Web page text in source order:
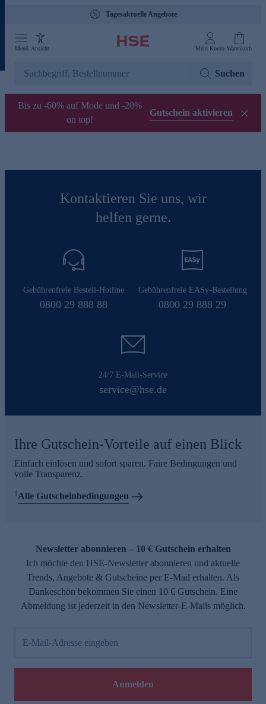
Tagesaktuelle Angebote
Menü Ansicht Mein Konto Warenkorb
Suchen
Bis zu -60% auf Mode und -20%
on top!
Gutschein aktivieren
Kontaktieren Sie uns, wir
helfen gerne.
Gebührenfreie Bestell-Hotline
0800 29 888 88
Gebührenfreie EASy-Bestellung
0800 29 888 29
24/7 E-Mail-Service
service@hse.de
Ihre Gutschein-Vorteile auf einen Blick
Einfach einlösen und sofort sparen. Faire Bedingungen und
volle Transparenz.
1Alle Gutscheinbedingungen
Newsletter abonnieren – 10 € Gutschein erhalten
Ich möchte den HSE-Newsletter abonnieren und aktuelle
Trends, Angebote & Gutscheine per E-Mail erhalten. Als
Dankeschön bekommen Sie einen 10 € Gutschein. Eine
Abmeldung ist jederzeit in den Newsletter-E-Mails möglich.
E-Mail-Adresse eingeben
Anmelden